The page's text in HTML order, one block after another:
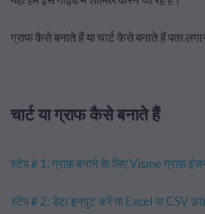
ग्राफ कैसे बनाते हैं या चार्ट कैसे बनाते हैं पता
चार्ट या ग्राफ कैसे बनाते हैं
स्टेप # 1: ग्राफ़ बनाने के लिए Visme ग्राफ़
स्टेप # 2: डेटा इनपुट करें या Excel या CSV